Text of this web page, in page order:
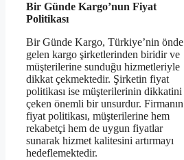
Bir Günde Kargo’nun Fiyat
Politikası
Bir Günde Kargo, Türkiye’nin önde
gelen kargo şirketlerinden biridir ve
müşterilerine sunduğu hizmetleriyle
dikkat çekmektedir. Şirketin fiyat
politikası ise müşterilerinin dikkatini
çeken önemli bir unsurdur. Firmanın
fiyat politikası, müşterilerine hem
rekabetçi hem de uygun fiyatlar
sunarak hizmet kalitesini artırmayı
hedeflemektedir.